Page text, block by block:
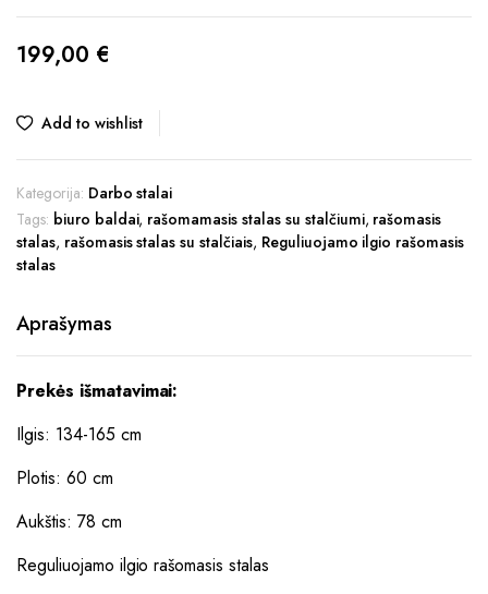
199,00 €
Add to wishlist
Kategorija: Darbo stalai
Tags: biuro baldai, rašomamasis stalas su stalčiumi, rašomasis
stalas, rašomasis stalas su stalčiais, Reguliuojamo ilgio rašomasis
stalas
Aprašymas
Prekės išmatavimai:
Ilgis: 134-165 cm
Plotis: 60 cm
Aukštis: 78 cm
Reguliuojamo ilgio rašomasis stalas